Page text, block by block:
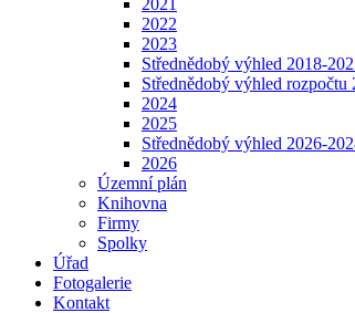
2021
2022
2023
Střednědobý výhled 2018-
Střednědobý výhled rozpočtu
2024
2025
Střednědobý výhled 2026-
2026
Územní plán
Knihovna
Firmy
Spolky
Úřad
Fotogalerie
Kontakt